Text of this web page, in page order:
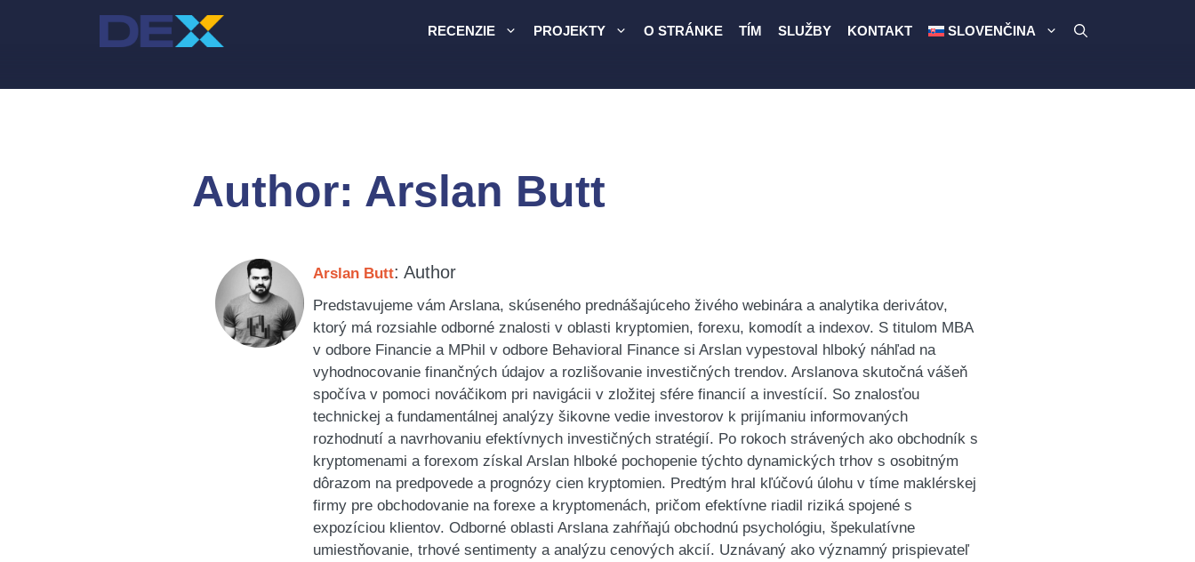
RECENZIE PROJEKTY O STRÁNKE TÍM SLUŽBY KONTAKT SLOVENČINA
Author: Arslan Butt
Arslan Butt: Author
Predstavujeme vám Arslana, skúseného prednášajúceho živého webinára a analytika derivátov,
ktorý má rozsiahle odborné znalosti v oblasti kryptomien, forexu, komodít a indexov. S titulom MBA
v odbore Financie a MPhil v odbore Behavioral Finance si Arslan vypestoval hlboký náhľad na
vyhodnocovanie finančných údajov a rozlišovanie investičných trendov. Arslanova skutočná vášeň
spočíva v pomoci nováčikom pri navigácii v zložitej sfére financií a investícií. So znalosťou
technickej a fundamentálnej analýzy šikovne vedie investorov k prijímaniu informovaných
rozhodnutí a navrhovaniu efektívnych investičných stratégií. Po rokoch strávených ako obchodník s
kryptomenami a forexom získal Arslan hlboké pochopenie týchto dynamických trhov s osobitným
dôrazom na predpovede a prognózy cien kryptomien. Predtým hral kľúčovú úlohu v tíme maklérskej
firmy pre obchodovanie na forexe a kryptomenách, pričom efektívne riadil riziká spojené s
expozíciou klientov. Odborné oblasti Arslana zahŕňajú obchodnú psychológiu, špekulatívne
umiestňovanie, trhové sentimenty a analýzu cenových akcií. Uznávaný ako významný prispievateľ